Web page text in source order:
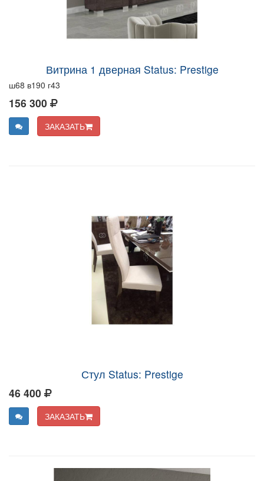
Витрина 1 дверная Status: Prestige
ш68 в190 г43
156 300
ЗАКАЗАТЬ
Стул Status: Prestige
46 400
ЗАКАЗАТЬ